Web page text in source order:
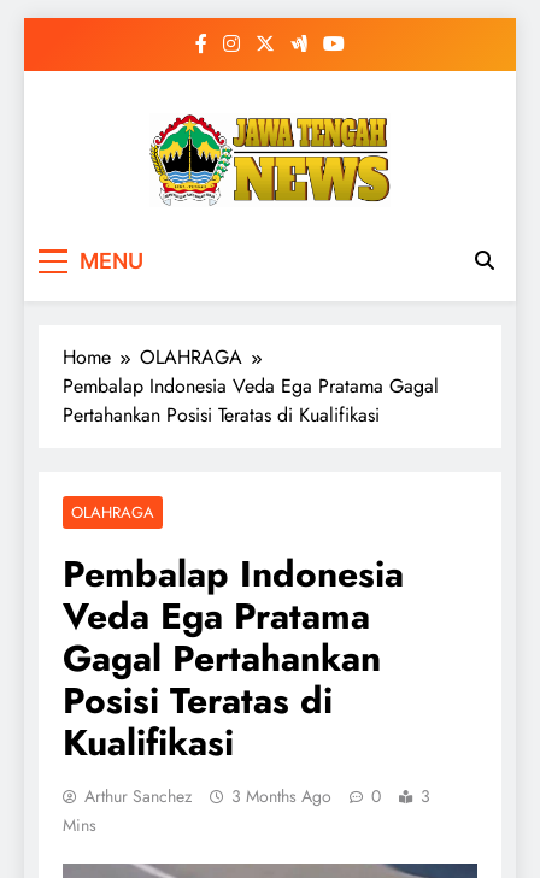
MENU
Home
OLAHRAGA
Pembalap Indonesia Veda Ega Pratama Gagal
Pertahankan Posisi Teratas di Kualifikasi
OLAHRAGA
Pembalap Indonesia
Veda Ega Pratama
Gagal Pertahankan
Posisi Teratas di
Kualifikasi
Arthur Sanchez 3 Months Ago 0
3
Mins